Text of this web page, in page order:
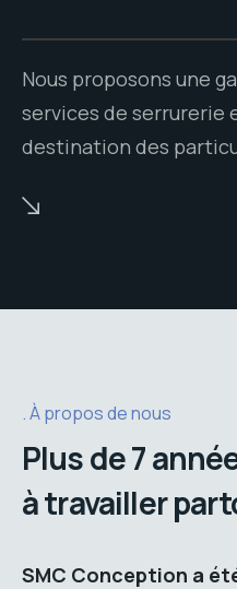
Nous proposons une
services de serrurerie
destination des
À propos de nous
Plus de 7
à travailler
SMC Conception a